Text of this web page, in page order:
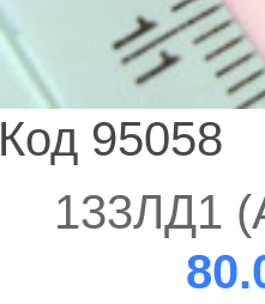
Код 95058
133ЛД1